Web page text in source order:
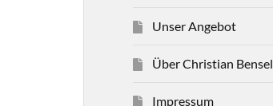
Unser Angebot
Über Christian Bensel
Impressum